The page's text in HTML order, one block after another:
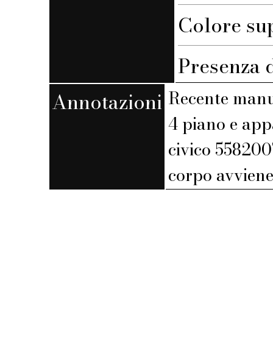
Colore
Presenza
Annotazioni Recente
4 piano e
civico
corpo